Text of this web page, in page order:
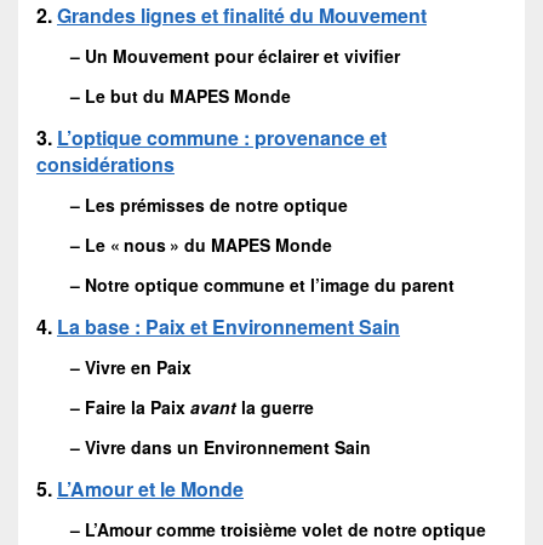
2.Grandes lignes et finalité du Mouvement
– Un Mouvement pour éclairer et vivifier
– Le but du MAPES Monde
3. L’optique commune : provenance et
considérations
– Les prémisses de notre optique
– Le « nous » du MAPES Monde
– Notre optique commune et l’image du parent
4. La base : Paix et Environnement Sain
– Vivre en Paix
– Faire la Paix avant la guerre
– Vivre dans un Environnement Sain
5. L’Amour et le Monde
– L’Amour comme troisième volet de notre optique